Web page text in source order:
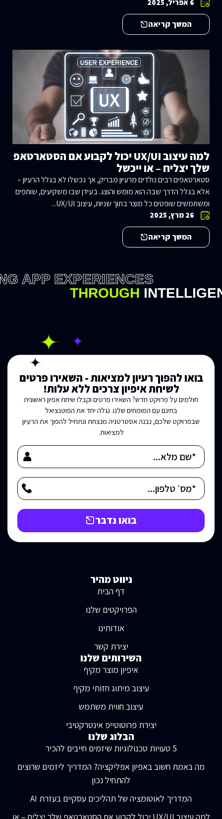
6 אפריל, 2025
המשך קריאה
למה עיצוב UX/UI יכול לקבוע אם הסטארטאפ
שלך יצליח – או ייכשל
סטארטאפים רבים נולדים מרעיון מבריק, אך נכשלו לא בגלל הרעיון –
אלא בגלל הדרך שבה הוא מומש והוצג. בעידן שבו משקיעים, שותפים
ומשתמשים שופטים כל מוצר בתוך שניות, עיצוב UX/UI...
26 מרץ, 2025
המשך קריאה
APP EXPERIENCES
THROUGH
בואו להפוך רעיון למציאות - השאירו פרטים
לשיחת איפיון צרכים ללא עלות!
חולמים על פרויקט חדש? השאירו פרטים וקבלו שיחת אפיון ראשונית
בחינם עם המומחים שלנו. נגלה יחד את הפוטנציאל
שבפרויקט שלכם, נבנה אסטרטגיה מנצחת ונתחיל להפוך את הרעיון
למציאות.
בואו נדבר
ניווט מהיר
דף הבית
הפרויקטים שלנו
אודותינו
יצירת קשר
השירותים שלנו
איפיון מוצר מקיף
עיצוב מיתוג חזותי מקיף
עיצוב חווית משתמש
יצירת פרוטוטייפ אינטרקטיבי
הבלוג שלנו
5 טעויות טכנולוגיות שיזמים חייבים להכיר
מה באמת חשוב באפיון אפליקציה? המדריך ליזמים שרוצים
להתחיל נכון
המדריך לאוטומציה של תהליכים עסקיים בעזרת AI